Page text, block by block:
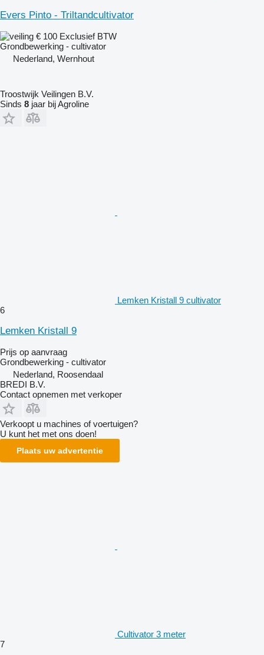
Evers Pinto - Triltandcultivator
€ 100 Exclusief BTW
Grondbewerking - cultivator
Nederland, Wernhout
Troostwijk Veilingen B.V.
Sinds 8 jaar bij Agroline
Lemken Kristall 9 cultivator
6
Lemken Kristall 9
Prijs op aanvraag
Grondbewerking - cultivator
Nederland, Roosendaal
BREDI B.V.
Contact opnemen met verkoper
Verkoopt u machines of voertuigen?
U kunt het met ons doen!
Plaats uw advertentie
Cultivator 3 meter
7